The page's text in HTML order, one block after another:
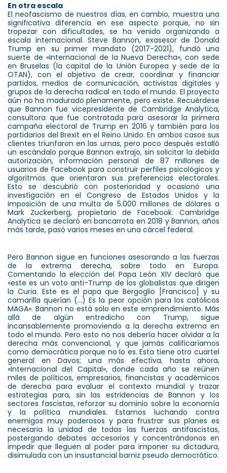
En otra escala
El neofascismo de nuestros días, en cambio, muestra una
significativa diferencia en ese aspecto porque, no sin
tropezar con dificultades, se ha venido organizando a
escala internacional. Steve Bannon, exasesor de Donald
Trump en su primer mandato (2017-2021), fundó una
suerte de «Internacional de la Nueva Derecha», con sede
en Bruselas (la capital de la Unión Europea y sede de la
OTAN), con el objetivo de crear, coordinar y financiar
partidos, medios de comunicación, activistas digitales y
grupos de la derecha radical en todo el mundo. El proyecto
aún no ha madurado plenamente, pero existe. Recuérdese
que Bannon fue vicepresidente de Cambridge Analytica,
consultora que fue contratada para asesorar la primera
campaña electoral de Trump en 2016 y también para los
partidarios del Brexit en el Reino Unido. En ambos casos sus
clientes triunfaron en las urnas, pero poco después estalló
un escándalo porque Bannon extrajo, sin solicitar la debida
autorización, información personal de 87 millones de
usuarios de Facebook para construir perfiles psicológicos y
algoritmos que orientaran sus preferencias electorales.
Esto se descubrió con posterioridad y ocasionó una
investigación en el Congreso de Estados Unidos y la
imposición de una multa de 5.000 millones de dólares a
Mark Zuckerberg, propietario de Facebook. Cambridge
Analytica se declaró en bancarrota en 2018 y Bannon, años
más tarde, pasó varios meses en una cárcel federal.
Pero Bannon sigue en funciones asesorando a las fuerzas
de la extrema derecha, sobre todo en Europa.
Comentando la elección del Papa León XIV declaró que
«este es un voto anti-Trump de los globalistas que dirigen
la Curia. Este es el papa que Bergoglio [Francisco] y su
camarilla querían (…) Es la peor opción para los católicos
MAGA». Bannon no está solo en este emprendimiento. Más
allá de algún entredicho con Trump, sigue
incansablemente promoviendo a la derecha extrema en
todo el mundo. Pero esto no nos debería hacer olvidar a la
derecha más convencional, y que jamás calificaríamos
como democrática porque no lo es. Esta tiene otro cuartel
general en Davos; una más efectiva, hasta ahora,
«Internacional del Capital», donde cada año se reúnen
miles de políticos, empresarios, financistas y académicos
de derecha para evaluar el contexto mundial y trazar
estrategias para, sin las estridencias de Bannon y los
sectores fascistas, reforzar su dominio sobre la economía
y la política mundiales. Estamos luchando contra
enemigos muy poderosos y para frustrar sus planes es
necesaria la unidad de todas las fuerzas antifascistas,
postergando debates accesorios y concentrándonos en
impedir que lleguen al poder para imponer su dictadura,
disimulada con un insustancial barniz pseudo democrático.